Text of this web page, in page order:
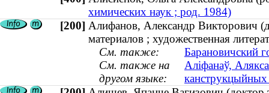
химических наук ; род. 1984)
[200] Алифанов, Александр Викторович
материалов ; художественная
См. также:
Барановичский
См. также на
другом языке:
Аліфанаў,
канструкцыйных